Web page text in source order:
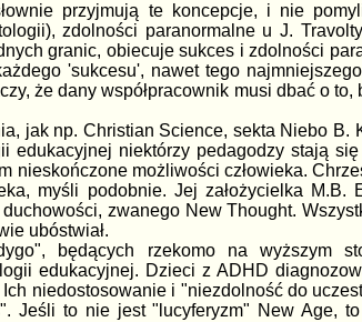
przyjmują te koncepcje, i nie
zdolności paranormalne u J.
granic, obiecuje sukces i zdolności
'sukcesu', nawet tego
że dany współpracownik musi dbać o to,
jak np. Christian Science, sekta Niebo B.
niektórzy pedagodzy stają
możliwości człowieka.
myśli podobnie. Jej założycielka
zwanego New Thought.
ubóstwiał.
będących rzekomo na wyższym
edukacyjnej. Dzieci z ADHD
niedostosowanie i "niezdolność do
Jeśli to nie jest "lucyferyzm" New Age,